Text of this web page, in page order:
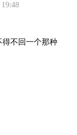
不回一个那种